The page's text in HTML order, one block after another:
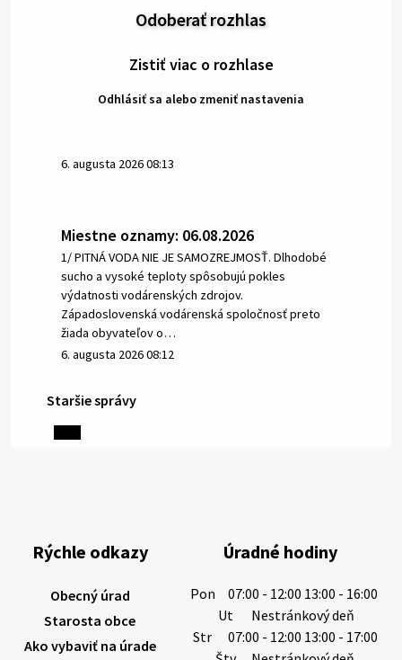
Odoberať rozhlas
Zistiť viac o rozhlase
Odhlásiť sa alebo zmeniť nastavenia
6. augusta 2026 08:13
Miestne oznamy: 06.08.2026
1/ PITNÁ VODA NIE JE SAMOZREJMOSŤ. Dlhodobé
sucho a vysoké teploty spôsobujú pokles
výdatnosti vodárenských zdrojov.
Západoslovenská vodárenská spoločnosť preto
žiada obyvateľov o…
6. augusta 2026 08:12
5. augusta 2026 13:10
hlbokým zármutkom Vám oznamujeme, že vo veku
73 rokov nás opustila Irena Tanková, rodená
5. augusta 2026 12:59
Staršie správy
Rýchle odkazy
Obecný úrad
Starosta obce
Ako vybaviť na úrade
Úradné hodiny
Pon
07:00 - 12:00 13:00 - 16:00
Ut
Nestránkový deň
Str
07:00 - 12:00 13:00 - 17:00